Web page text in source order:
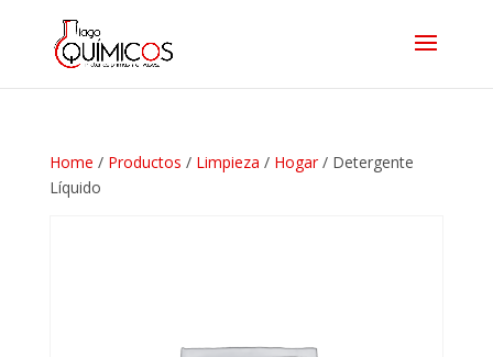
Home / Productos / Limpieza / Hogar/ Detergente
Líquido